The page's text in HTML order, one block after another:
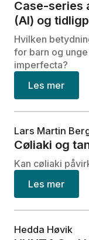
Case-series
(AI) og
Hvilken
for barn og
imperfecta?
Les mer
Lars Martin
Cøliaki og
Kan cøliaki
Les mer
Hedda Høvik